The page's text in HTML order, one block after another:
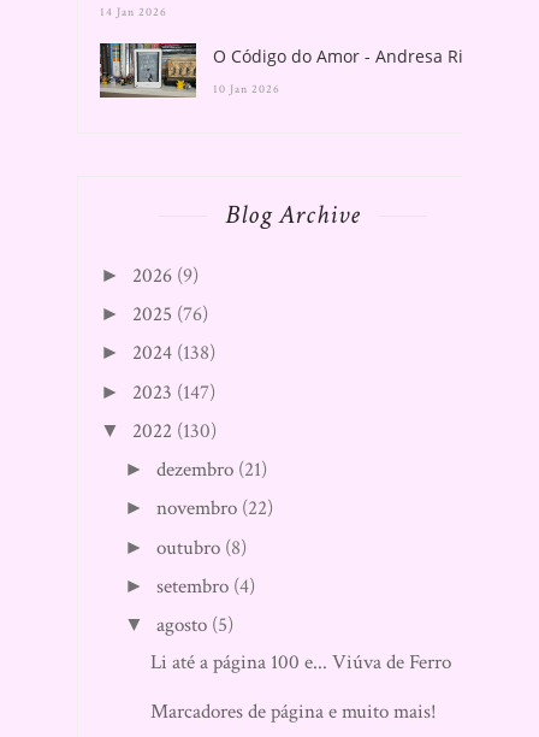
14 Jan 2026
O Código do Amor - Andresa Rios
10 Jan 2026
Blog Archive
► 2026 (9)
► 2025 (76)
► 2024 (138)
► 2023 (147)
▼ 2022 (130)
►dezembro (21)
►novembro (22)
►outubro (8)
►setembro (4)
▼ agosto (5)
Li até a página 100 e... Viúva de Ferro
Marcadores de página e muito mais!